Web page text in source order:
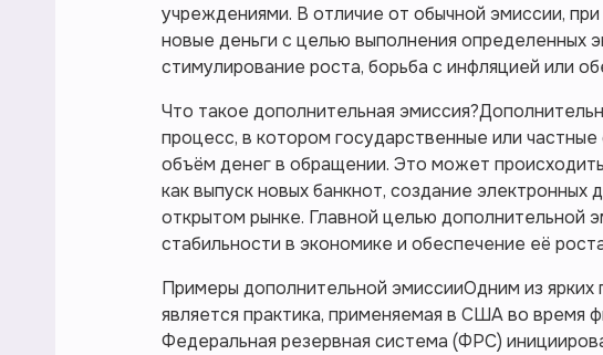
учреждениями. В отличие от обычной эмиссии,
новые деньги с целью выполнения определенных
стимулирование роста, борьба с инфляцией или
Что такое дополнительная
процесс, в котором государственные или
объём денег в обращении. Это может
как выпуск новых банкнот, создание электронных
открытом рынке. Главной целью дополнительной
стабильности в экономике и обеспечение её
Примеры дополнительной эмиссииОдним из
является практика, применяемая в США во время
Федеральная резервная система (ФРС)